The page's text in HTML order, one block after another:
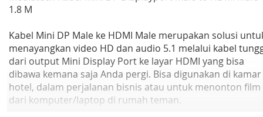
1.8 M
Kabel Mini DP Male ke HDMI Male merupakan solusi
menayangkan video HD dan audio 5.1 melalui kabel
dari output Mini Display Port ke layar HDMI yang bisa
dibawa kemana saja Anda pergi. Bisa digunakan di kamar
hotel, dalam perjalanan bisnis atau untuk menonton film
dari komputer/laptop di rumah teman.